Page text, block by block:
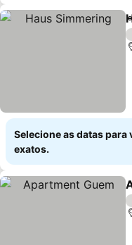
Selecione as datas para
exatos.